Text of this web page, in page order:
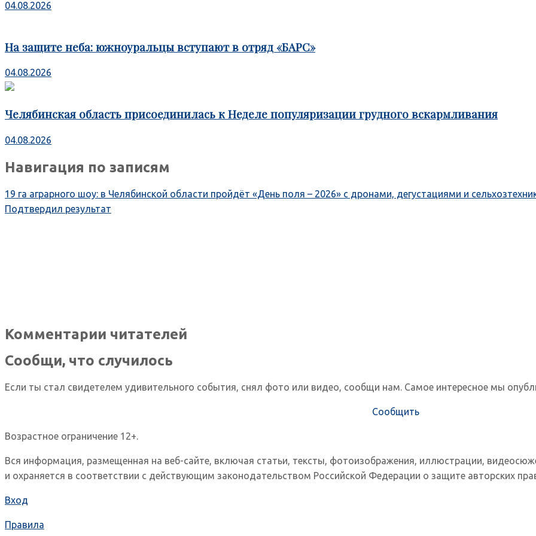
04.08.2026
На защите неба: южноуральцы вступают в отряд «БАРС»
04.08.2026
Челябинская область присоединилась к Неделе популяризации грудного вскармливания
04.08.2026
Навигация по записям
19 га аграрного шоу: в Челябинской области пройдёт «День поля – 2026» с дронами, дегустациями и
Подтвердил результат
Комментарии читателей
Сообщи, что случилось
Если ты стал свидетелем удивительного события, снял фото или видео, сообщи нам. Самое интересное мы
Сообщить
Возрастное ограничение 12+.
Вся информация, размещенная на веб-сайте, включая статьи, тексты, фотоизображения, иллюстрации,
и охраняется в соответствии с действующим законодательством Российской Федерации о защите авторских
Вход
Правила